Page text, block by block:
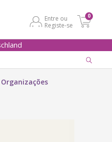
Entre ou
Registe-se
0